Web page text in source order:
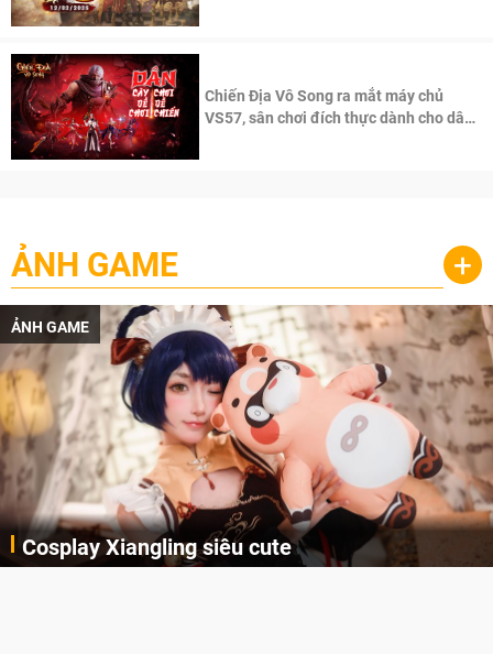
Chiến Địa Vô Song ra mắt máy chủ
VS57, sân chơi đích thực dành cho dân
ẢNH GAME +
ẢNH GAME
Cosplay Xiangling siêu cute